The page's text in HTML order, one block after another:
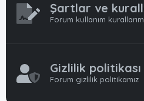
Şartlar ve
Forum kullanım
Gizlilik politikası
Forum gizlilik politikamız